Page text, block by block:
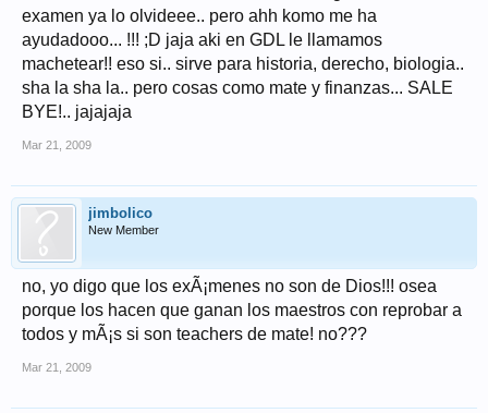
examen ya lo olvideee.. pero ahh komo me ha
ayudadooo... !!! ;D jaja aki en GDL le llamamos
machetear!! eso si.. sirve para historia, derecho, biologia..
sha la sha la.. pero cosas como mate y finanzas... SALE
BYE!.. jajajaja
Mar 21, 2009
jimbolico
New Member
no, yo digo que los exÃ¡menes no son de Dios!!! osea
porque los hacen que ganan los maestros con reprobar a
todos y mÃ¡s si son teachers de mate! no???
Mar 21, 2009